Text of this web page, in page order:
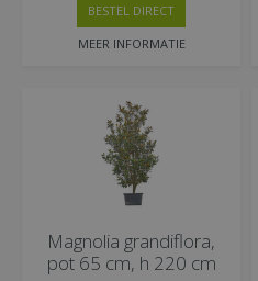
MEER INFORMATIE
BESTEL DIRECT
Magnolia grandiflora,
pot 65 cm, h 220 cm